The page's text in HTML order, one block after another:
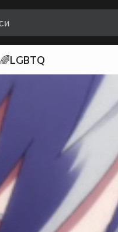
🌈LGBTQ